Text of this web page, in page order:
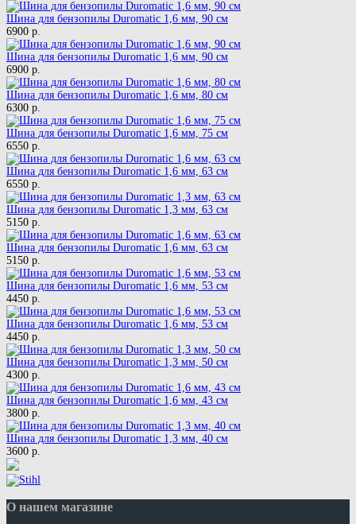
Шина для бензопилы Duromatic 1,6 мм, 90 см
6900 р.
Шина для бензопилы Duromatic 1,6 мм, 90 см
6900 р.
Шина для бензопилы Duromatic 1,6 мм, 80 см
6300 р.
Шина для бензопилы Duromatic 1,6 мм, 75 см
6550 р.
Шина для бензопилы Duromatic 1,6 мм, 63 см
6550 р.
Шина для бензопилы Duromatic 1,3 мм, 63 см
5150 р.
Шина для бензопилы Duromatic 1,6 мм, 63 см
5150 р.
Шина для бензопилы Duromatic 1,6 мм, 53 см
4450 р.
Шина для бензопилы Duromatic 1,6 мм, 53 см
4450 р.
Шина для бензопилы Duromatic 1,3 мм, 50 см
4300 р.
Шина для бензопилы Duromatic 1,6 мм, 43 см
3800 р.
Шина для бензопилы Duromatic 1,3 мм, 40 см
3600 р.
О нашем магазине